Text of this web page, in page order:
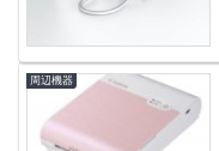
周辺機器